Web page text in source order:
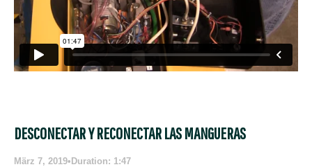
DESCONECTAR Y RECONECTAR LAS MANGUERAS
März 7, 2019•Duration: 1:47